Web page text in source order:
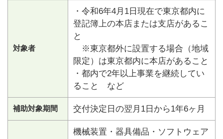
対象者
・令和6年4月1日現在で東京都内に
登記簿上の本店または支店があるこ
と
※東京都外に設置する場合（地域
限定）は東京都内に本店があること
・都内で2年以上事業を継続してい
ること など
補助対象期間 交付決定日の翌月1日から1年6ヶ月
機械装置・器具備品・ソフトウェア